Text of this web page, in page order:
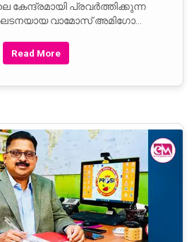
കേന്ദ്രമായി പ്രവർത്തിക്കുന്ന
അമിഗോ
ൽ സാമൂഹിക ഉത്തരവാദിത്വം
പ്രവർത്തനങ്ങൾ
Read More